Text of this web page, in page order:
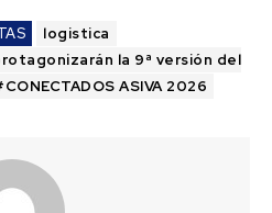
logistica
la 9ª versión del
ASIVA 2026